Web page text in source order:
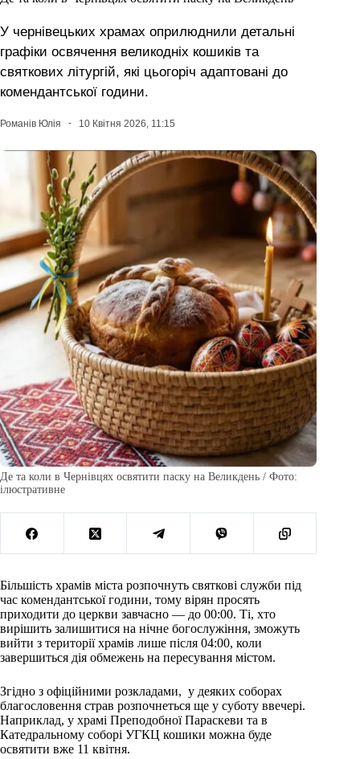
У чернівецьких храмах оприлюднили детальні
графіки освячення великодніх кошиків та
святкових літургій, які цьогоріч адаптовані до
комендантської години.
Романів Юлія 10 Квітня 2026, 11:15
Де та коли в Чернівцях освятити паску на Великдень / Фото:
ілюстративне
Більшість храмів міста розпочнуть святкові служби під
час комендантської години, тому вірян просять
приходити до церкви завчасно — до 00:00. Ті, хто
вирішить залишитися на нічне богослужіння, зможуть
вийти з території храмів лише після 04:00, коли
завершиться дія обмежень на пересування містом.
Згідно з офіційними розкладами, у деяких соборах
благословення страв розпочнеться ще у суботу ввечері.
Наприклад, у храмі Преподобної Параскеви та в
Катедральному соборі УГКЦ кошики можна буде
освятити вже 11 квітня.